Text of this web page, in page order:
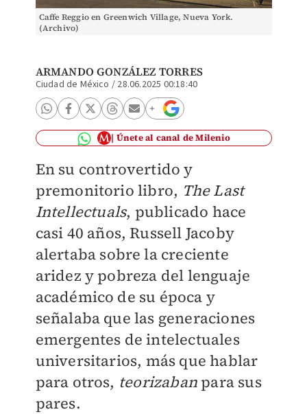
Caffe Reggio en Greenwich Village, Nueva York.
(Archivo)
ARMANDO GONZÁLEZ TORRES
Ciudad de México / 28.06.2025 00:18:40
Únete al canal de Milenio
En su controvertido y
premonitorio libro, The Last
Intellectuals, publicado hace
casi 40 años, Russell Jacoby
alertaba sobre la creciente
aridez y pobreza del lenguaje
académico de su época y
señalaba que las generaciones
emergentes de intelectuales
universitarios, más que hablar
para otros, teorizabanpara sus
pares.